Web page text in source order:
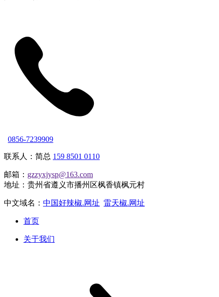
0856-7239909
联系人：简总 159 8501 0110
邮箱： gzzyxjysp@163.com
地址：贵州省遵义市播州区枫香镇枫元村
中文域名： 中国好辣椒.网址 雷天椒.网址
首页
关于我们